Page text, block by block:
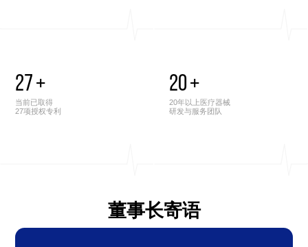
27+
当前已取得
27项授权专利
20+
20年以上医疗器械
研发与服务团队
董事长寄语